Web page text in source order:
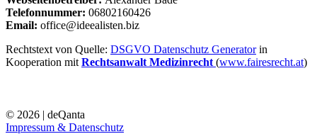
Telefonnummer: 06802160426
Email: office@ideealisten.biz
Rechtstext von Quelle: DSGVO Datenschutz Generatorin
Kooperation mit Rechtsanwalt Medizinrecht (www.fairesrecht.at)
© 2026 | deQanta
Impressum & Datenschutz